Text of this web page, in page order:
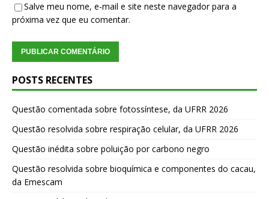
Salve meu nome, e-mail e site neste navegador para a
próxima vez que eu comentar.
POSTS RECENTES
Questão comentada sobre fotossíntese, da UFRR 2026
Questão resolvida sobre respiração celular, da UFRR 2026
Questão inédita sobre poluição por carbono negro
Questão resolvida sobre bioquímica e componentes do cacau,
da Emescam